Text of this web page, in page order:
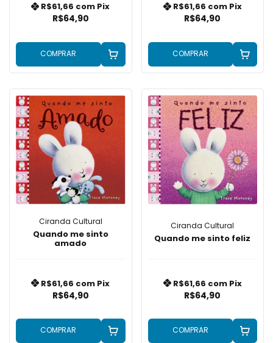
R$64,90
R$61,66 com Pix
COMPRAR
R$64,90
R$61,66 com Pix
COMPRAR
Ciranda Cultural
Quando me sinto
amado
R$64,90
R$61,66 com Pix
COMPRAR
Ciranda Cultural
Quando me sinto feliz
R$64,90
R$61,66 com Pix
COMPRAR